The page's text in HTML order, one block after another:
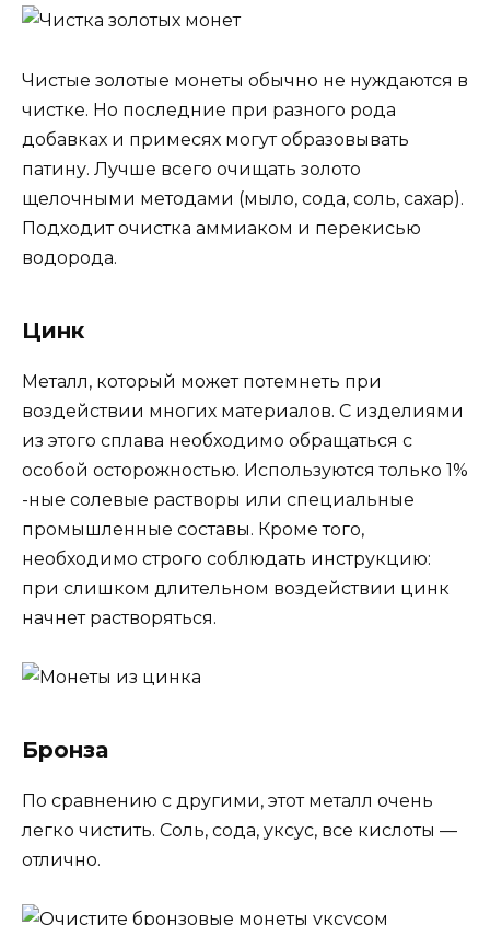
Чистые золотые монеты обычно не нуждаются в
чистке. Но последние при разного рода
добавках и примесях могут образовывать
патину. Лучше всего очищать золото
щелочными методами (мыло, сода, соль, сахар).
Подходит очистка аммиаком и перекисью
водорода.
Цинк
Металл, который может потемнеть при
воздействии многих материалов. С изделиями
из этого сплава необходимо обращаться с
особой осторожностью. Используются только 1%
-ные солевые растворы или специальные
промышленные составы. Кроме того,
необходимо строго соблюдать инструкцию:
при слишком длительном воздействии цинк
начнет растворяться.
Бронза
По сравнению с другими, этот металл очень
легко чистить. Соль, сода, уксус, все кислоты —
отлично.